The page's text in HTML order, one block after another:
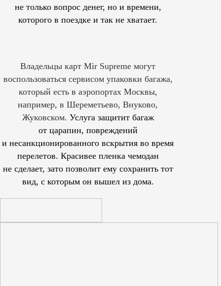
не только вопрос денег, но и времени,
которого в поездке и так не хватает.
Владельцы карт Mir Supreme могут
воспользоваться сервисом упаковки багажа,
который есть в аэропортах Москвы,
например, в Шереметьево, Внуково,
Жуковском. Услуга защитит багаж
от царапин, повреждений
и несанкционированного вскрытия во время
перелетов. Красивее пленка чемодан
не сделает, зато позволит ему сохранить тот
вид, с которым он вышел из дома.